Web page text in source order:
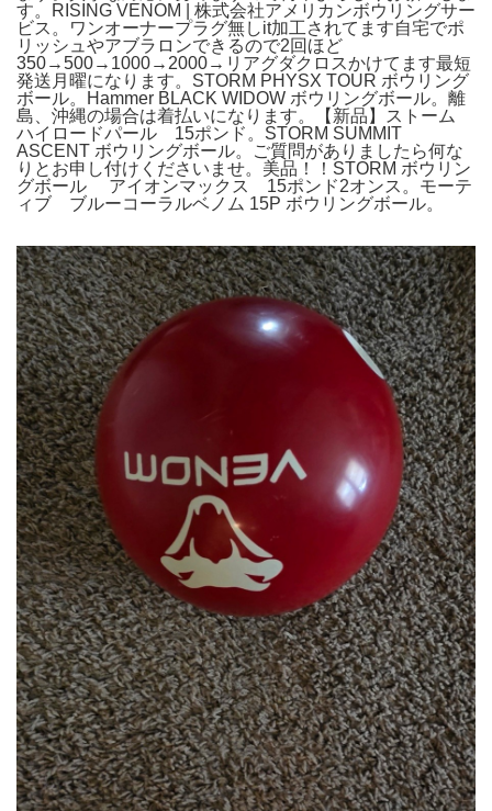
す。RISING VENOM | 株式会社アメリカンボウリングサー
ビス。ワンオーナープラグ無しit加工されてます自宅でポ
リッシュやアブラロンできるので2回ほど
350→500→1000→2000→リアグダクロスかけてます最短
発送月曜になります。STORM PHYSX TOUR ボウリング
ボール。Hammer BLACK WIDOW ボウリングボール。離
島、沖縄の場合は着払いになります。【新品】ストーム
ハイロードパール 15ポンド。STORM SUMMIT
ASCENT ボウリングボール。ご質問がありましたら何な
りとお申し付けくださいませ。美品！！STORM ボウリン
グボール アイオンマックス 15ポンド2オンス。モーテ
ィブ ブルーコーラルベノム 15P ボウリングボール。